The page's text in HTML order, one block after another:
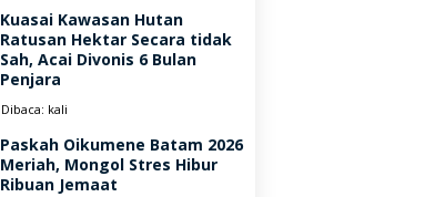
Kuasai Kawasan Hutan
Ratusan Hektar Secara tidak
Sah, Acai Divonis 6 Bulan
Penjara
Dibaca: kali
Paskah Oikumene Batam 2026
Meriah, Mongol Stres Hibur
Ribuan Jemaat